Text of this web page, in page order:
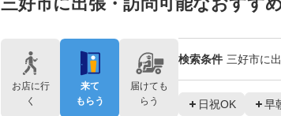
検索条件 三好市に
日祝OK 早
お店に行
く
来て
もらう
届けても
らう